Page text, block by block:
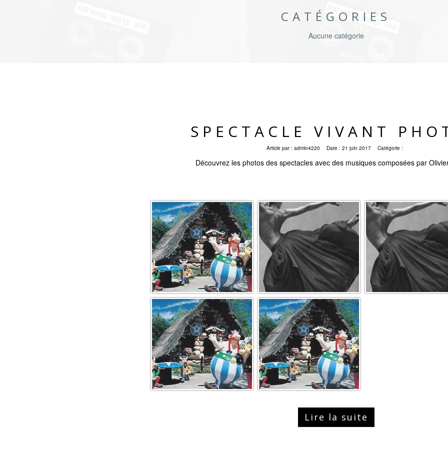
CATÉGORIES
Aucune catégorie
SPECTACLE VIVANT
Article par : admin4220 Date : 21 juin 2017 Catégorie :
Découvrez les photos des spectacles avec des musiques composées par
Lire la suite